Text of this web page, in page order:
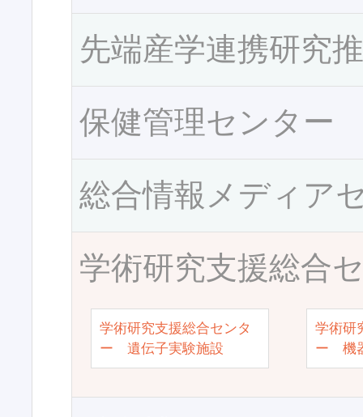
先端産学連携研究
保健管理センター
総合情報メディア
学術研究支援総合
学術研究支援総合センタ
ー 遺伝子実験施設
学術研
ー 機